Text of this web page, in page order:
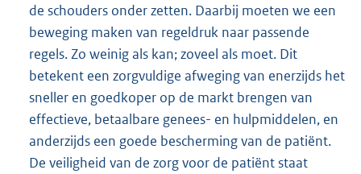
de schouders onder zetten. Daarbij moeten we een
beweging maken van regeldruk naar passende
regels. Zo weinig als kan; zoveel als moet. Dit
betekent een zorgvuldige afweging van enerzijds het
sneller en goedkoper op de markt brengen van
effectieve, betaalbare genees- en hulpmiddelen, en
anderzijds een goede bescherming van de patiënt.
De veiligheid van de zorg voor de patiënt staat